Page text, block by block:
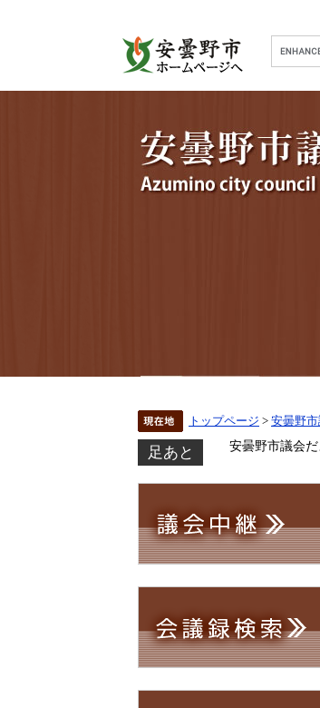
トップページ > 安曇野
足あと 安曇野市議会だ